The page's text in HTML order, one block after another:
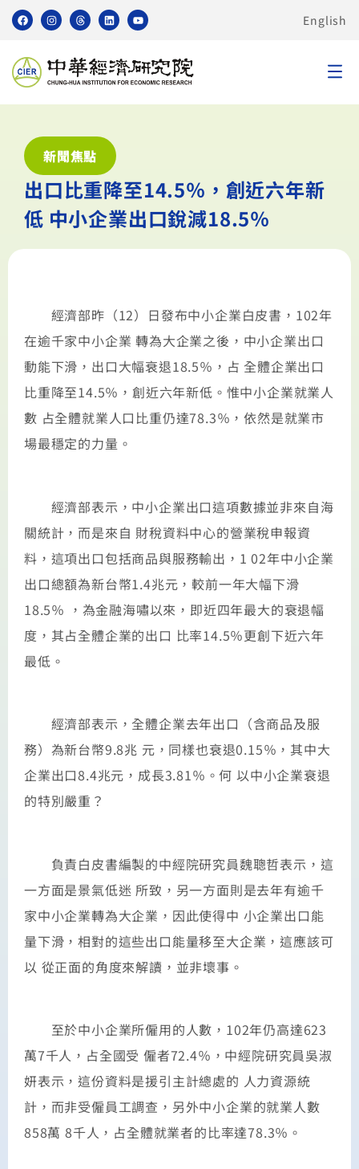
English
新聞焦點
出口比重降至14.5％，創近六年新
低 中小企業出口銳減18.5％
經濟部昨（12）日發布中小企業白皮書，102年
在逾千家中小企業 轉為大企業之後，中小企業出口
動能下滑，出口大幅衰退18.5％，占 全體企業出口
比重降至14.5％，創近六年新低。惟中小企業就業人
數 占全體就業人口比重仍達78.3％，依然是就業市
場最穩定的力量。
經濟部表示，中小企業出口這項數據並非來自海
關統計，而是來自 財稅資料中心的營業稅申報資
料，這項出口包括商品與服務輸出，1 02年中小企業
出口總額為新台幣1.4兆元，較前一年大幅下滑
18.5％ ，為金融海嘯以來，即近四年最大的衰退幅
度，其占全體企業的出口 比率14.5％更創下近六年
最低。
經濟部表示，全體企業去年出口（含商品及服
務）為新台幣9.8兆 元，同樣也衰退0.15％，其中大
企業出口8.4兆元，成長3.81％。何 以中小企業衰退
的特別嚴重？
負責白皮書編製的中經院研究員魏聰哲表示，這
一方面是景氣低迷 所致，另一方面則是去年有逾千
家中小企業轉為大企業，因此使得中 小企業出口能
量下滑，相對的這些出口能量移至大企業，這應該可
以 從正面的角度來解讀，並非壞事。
至於中小企業所僱用的人數，102年仍高達623
萬7千人，占全國受 僱者72.4％，中經院研究員吳淑
妍表示，這份資料是援引主計總處的 人力資源統
計，而非受僱員工調查，另外中小企業的就業人數
858萬 8千人，占全體就業者的比率達78.3％。